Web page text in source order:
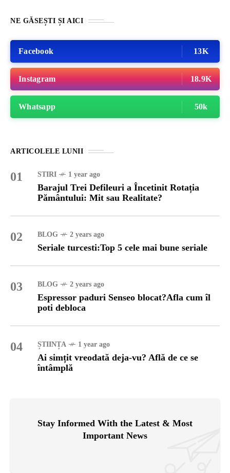
NE GĂSEȘTI ȘI AICI
Facebook 13K
Instagram 18.9K
Whatsapp 50k
ARTICOLELE LUNII
01 STIRI 1 year ago
Barajul Trei Defileuri a Încetinit Rotația
Pământului: Mit sau Realitate?
02 BLOG 2 years ago
Seriale turcesti:Top 5 cele mai bune seriale
03 BLOG 2 years ago
Espressor paduri Senseo blocat?Afla cum îl
poti debloca
04 ȘTIINȚA 1 year ago
Ai simțit vreodată deja-vu? Află de ce se
întâmplă
Stay Informed With the Latest & Most
Important News